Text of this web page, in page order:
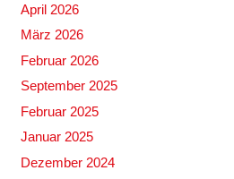
April 2026
März 2026
Februar 2026
September 2025
Februar 2025
Januar 2025
Dezember 2024